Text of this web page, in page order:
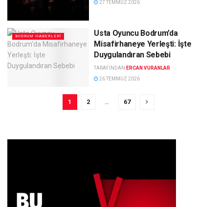
27 TEMMUZ 2026
BODRUM HABERLERI
Usta Oyuncu Bodrum’da
Misafirhaneye Yerleşti: İşte
Duygulandıran Sebebi
TARAFINDAN ERCAN VURANLAR
26 TEMMUZ 2026
1 2 67